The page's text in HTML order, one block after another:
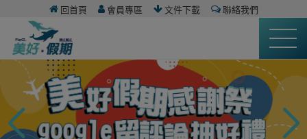
回首頁 會員專區 文件下載 聯絡我們